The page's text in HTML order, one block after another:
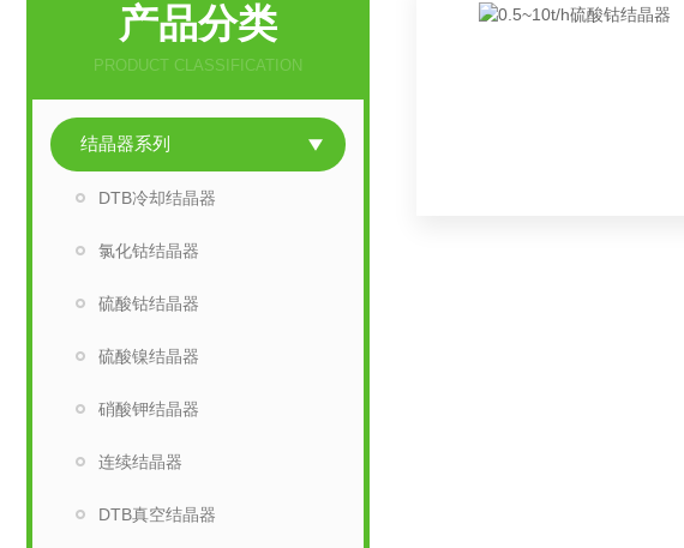
产品分类
PRODUCT CLASSIFICATION
结晶器系列
DTB冷却结晶器
氯化钴结晶器
硫酸钴结晶器
硫酸镍结晶器
硝酸钾结晶器
连续结晶器
DTB真空结晶器